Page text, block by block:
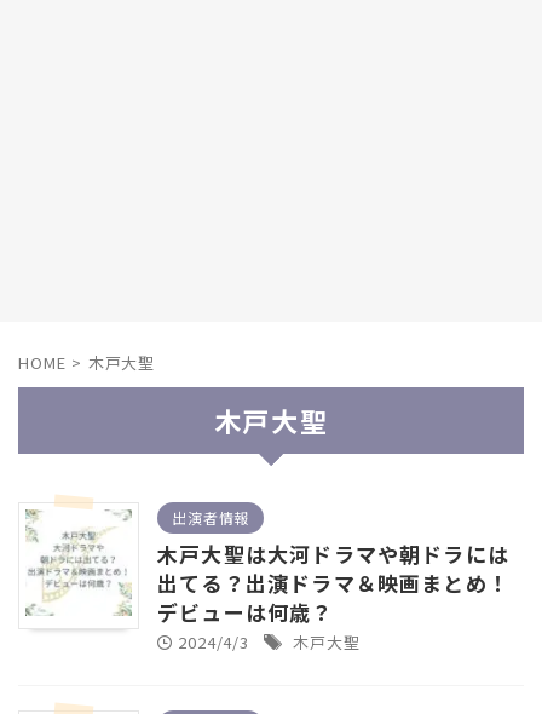
HOME > 木戸大聖
木戸大聖
出演者情報
木戸大聖は大河ドラマや朝ドラには
出てる？出演ドラマ＆映画まとめ！
デビューは何歳？
2024/4/3 木戸大聖